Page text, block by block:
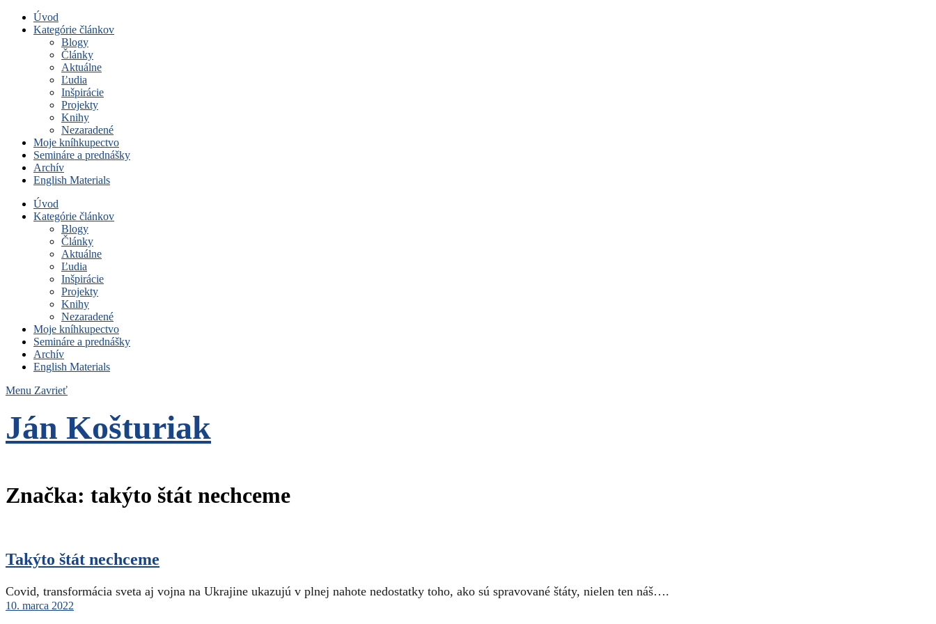
Úvod
Kategórie článkov
Blogy
Články
Aktuálne
Ľudia
Inšpirácie
Projekty
Knihy
Nezaradené
Moje kníhkupectvo
Semináre a prednášky
Archív
English Materials
Úvod
Kategórie článkov
Blogy
Články
Aktuálne
Ľudia
Inšpirácie
Projekty
Knihy
Nezaradené
Moje kníhkupectvo
Semináre a prednášky
Archív
English Materials
Menu Zavrieť
Ján Košturiak
Značka: takýto štát nechceme
Takýto štát nechceme
Covid, transformácia sveta aj vojna na Ukrajine ukazujú v plnej nahote nedostatky toho, ako sú spravované štáty, nielen ten náš….
10. marca 2022